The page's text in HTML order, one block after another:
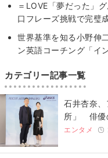
＝LOVE「夢だった」
口フレーズ挑戦で完璧
世界基準を知る小野伸
ン英語コーチング「イ
カテゴリー記事一覧
石井杏奈
所」 俳優
エンタメ